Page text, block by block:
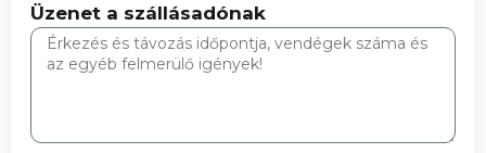
Üzenet a szállásadónak